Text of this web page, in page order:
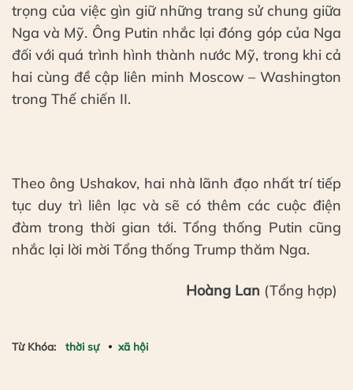
trọng của việc gìn giữ những trang sử chung giữa
Nga và Mỹ. Ông Putin nhắc lại đóng góp của Nga
đối với quá trình hình thành nước Mỹ, trong khi cả
hai cùng đề cập liên minh Moscow – Washington
trong Thế chiến II.
Theo ông Ushakov, hai nhà lãnh đạo nhất trí tiếp
tục duy trì liên lạc và sẽ có thêm các cuộc điện
đàm trong thời gian tới. Tổng thống Putin cũng
nhắc lại lời mời Tổng thống Trump thăm Nga.
Hoàng Lan (Tổng hợp)
Từ Khóa: thời sự xã hội